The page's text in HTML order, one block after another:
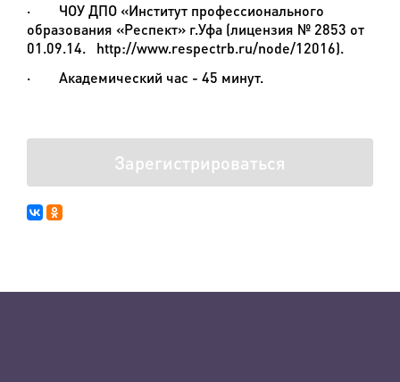
·
ЧОУ ДПО «Институт профессионального
образования «Респект» г.Уфа (лицензия № 2853 от
01.09.14. http://www.respectrb.ru/node/12016).
·
Академический час - 45 минут.
Зарегистрироваться